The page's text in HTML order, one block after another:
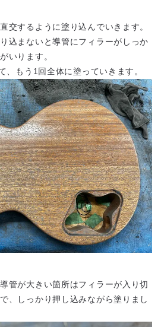
交するように塗り込んでいきます。
込まないと導管にフィラーがしっか
いります。
、もう1回全体に塗っていきます。
管が大きい箇所はフィラーが入り切
、しっかり押し込みながら塗りまし